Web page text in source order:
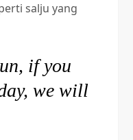
salju yang
if you
we will